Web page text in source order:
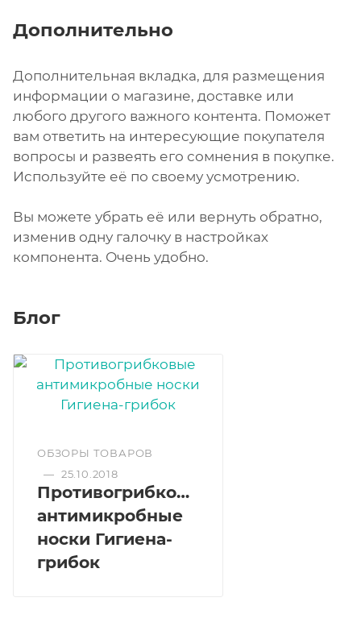
Дополнительно
Дополнительная вкладка, для размещения
информации о магазине, доставке или
любого другого важного контента. Поможет
вам ответить на интересующие покупателя
вопросы и развеять его сомнения в покупке.
Используйте её по своему усмотрению.
Вы можете убрать её или вернуть обратно,
изменив одну галочку в настройках
компонента. Очень удобно.
Блог
ОБЗОРЫ ТОВАРОВ
— 25.10.2018
Противогрибковые
антимикробные
носки Гигиена-
грибок